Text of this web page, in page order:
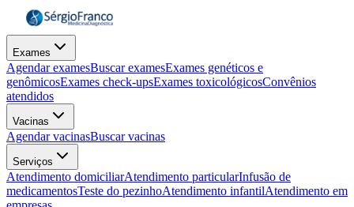
Exames
Agendar examesBuscar examesExames genéticos e
genômicosExames check-upsExames toxicológicosConvênios
atendidos
Vacinas
Agendar vacinasBuscar vacinas
Serviços
Atendimento domiciliarAtendimento particularInfusão de
medicamentosTeste do pezinhoAtendimento infantilAtendimento em